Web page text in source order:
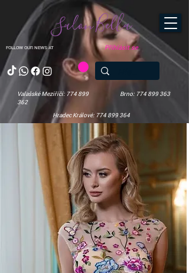
FOLLOW OUR NEWS AT
Salon Bella
Valašské Meziříčí: 774 899
362
Brno: 774 899 363
Hradec Králové: 774 899 364
Přihlásit se